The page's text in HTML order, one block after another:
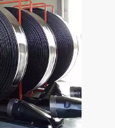
12'
12'
12'
12'
12'